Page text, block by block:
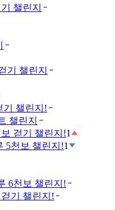
챌린지
기 챌린지
기 챌린지!
챌린지
걷기 챌린지!1
5천보 챌린지!1
6천보 챌린지!
기 챌린지!